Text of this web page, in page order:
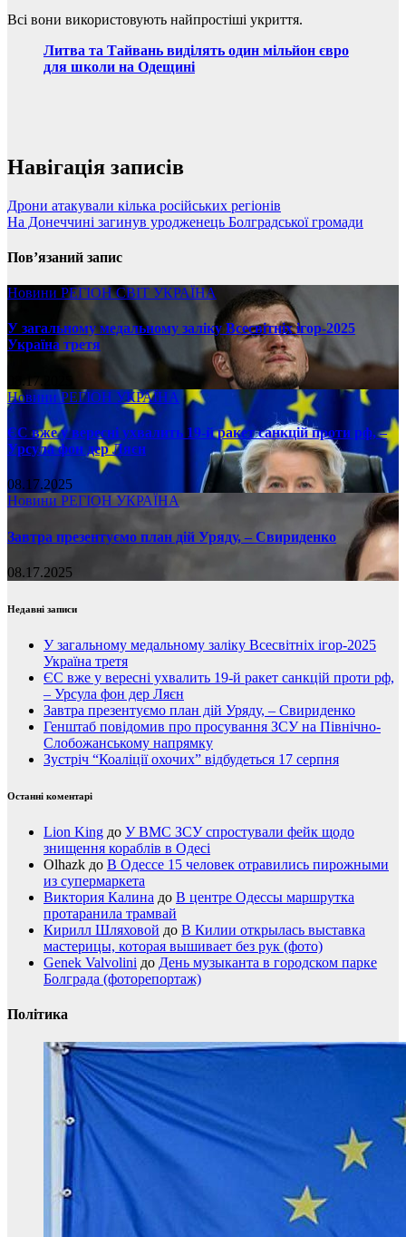
Всі вони використовують найпростіші укриття.
Литва та Тайвань виділять один мільйон євро
для школи на Одещині
Навігація записів
Дрони атакували кілька російських регіонів
На Донеччині загинув уродженець Болградської громади
Пов’язаний запис
Новини РЕГІОНСВІТ УКРАЇНА
У загальному медальному заліку Всесвітніх ігор-2025
Україна третя
08.17.2025
НовиниРЕГІОН УКРАЇНА
ЄС вже у вересні ухвалить 19-й ракет санкцій проти рф, –
Урсула фон дер Ляєн
08.17.2025
Новини РЕГІОН УКРАЇНА
Завтра презентуємо план дій Уряду, – Свириденко
08.17.2025
Недавні записи
У загальному медальному заліку Всесвітніх ігор-2025
Україна третя
ЄС вже у вересні ухвалить 19-й ракет санкцій проти рф,
– Урсула фон дер Ляєн
Завтра презентуємо план дій Уряду, – Свириденко
Генштаб повідомив про просування ЗСУ на Північно-
Слобожанському напрямку
Зустріч “Коаліції охочих” відбудеться 17 серпня
Останні коментарі
Lion King до У ВМС ЗСУ спростували фейк щодо
знищення кораблів в Одесі
Olhazk до В Одессе 15 человек отравились пирожными
из супермаркета
Виктория Калина до В центре Одессы маршрутка
протаранила трамвай
Кирилл Шляховой до В Килии открылась выставка
мастерицы, которая вышивает без рук (фото)
Genek Valvolini до День музыканта в городском парке
Болграда (фоторепортаж)
Політика